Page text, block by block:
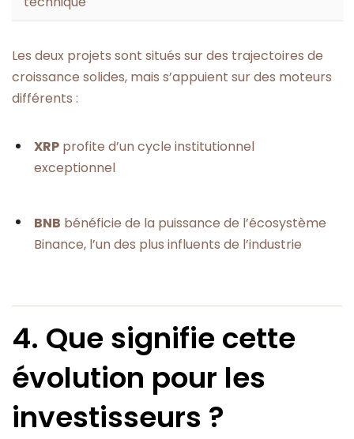
Les deux projets sont situés sur des trajectoires de
croissance solides, mais s’appuient sur des moteurs
différents :
XRP profite d’un cycle institutionnel
exceptionnel
BNB bénéficie de la puissance de l’écosystème
Binance, l’un des plus influents de l’industrie
4. Que signifie cette
évolution pour les
investisseurs ?